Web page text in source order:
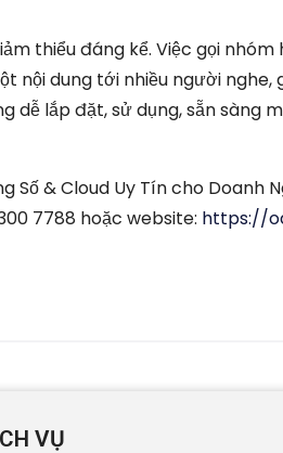
thiểu đáng kể. Việc gọi nhóm
nội dung tới nhiều người nghe,
dễ lắp đặt, sử dụng, sẵn sàng
Số & Cloud Uy Tín cho Doanh
7788 hoặc website: https://
VỤ